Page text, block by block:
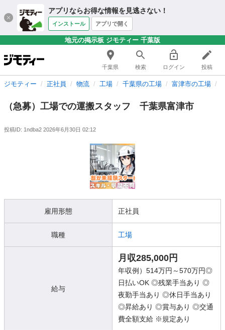
アプリならお得な情報を見逃さない！
インストール アプリで開く
地元の掲示板 ジモティー 千葉版
千葉県 検索 ログイン 投稿
ジモティー 正社員 物流 工場 千葉県の工場 富津市の工場
（急募）工場での運搬スタッフ 千葉県富津市
投稿ID: 1ndba2 2026年6月30日 02:12
雇用形態 正社員
職種 工場
給与
月収285,000円
年収例）514万円～570万円◎
日払いOK ◎残業手当あり ◎
夜勤手当あり ◎休日手当あり
◎昇給あり ◎賞与あり ◎交通
費全額支給 ※規定あり